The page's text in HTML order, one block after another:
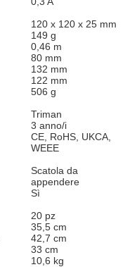
120 x 120 x 25 mm
149 g
0,46 m
80 mm
132 mm
122 mm
506 g
Triman
3 anno/i
CE, RoHS, UKCA,
WEEE
Scatola da
appendere
Sì
20 pz
35,5 cm
42,7 cm
33 cm
10,6 kg